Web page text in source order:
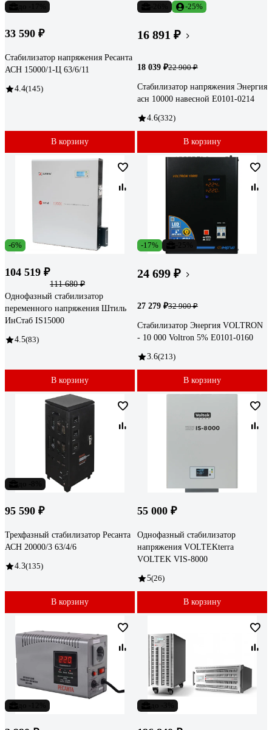
33 590 ₽
Стабилизатор напряжения Ресанта
АСН 15000/1-Ц 63/6/11
4.4(145)
В корзину
-25%
16 891 ₽
18 039 ₽22 900 ₽
Стабилизатор напряжения Энергия
асн 10000 навесной Е0101-0214
4.6(332)
В корзину
-6%
104 519 ₽
111 680 ₽
Однофазный стабилизатор
переменного напряжения Штиль
ИнСтаб IS15000
4.5(83)
В корзину
-17%
24 699 ₽
27 279 ₽32 900 ₽
Стабилизатор Энергия VOLTRON
- 10 000 Voltron 5% Е0101-0160
3.6(213)
В корзину
95 590 ₽
Трехфазный стабилизатор Ресанта
АСН 20000/3 63/4/6
4.3(135)
В корзину
55 000 ₽
Однофазный стабилизатор
напряжения VOLTEKterra
VOLTEK VIS-8000
5(26)
В корзину